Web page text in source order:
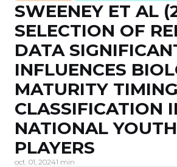
SWEENEY ET AL
SELECTION OF
DATA
INFLUENCES
MATURITY TIMING
CLASSIFICATION
NATIONAL
PLAYERS
oct. 01, 20241 min